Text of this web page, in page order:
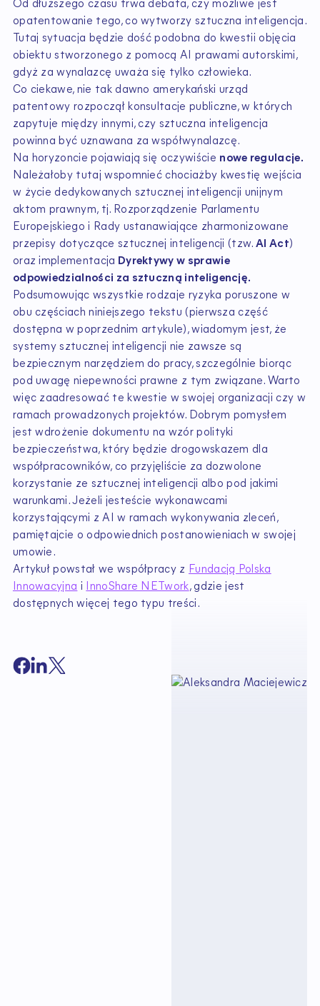
Od dłuższego czasu trwa debata, czy możliwe jest
opatentowanie tego, co wytworzy sztuczna inteligencja.
Tutaj sytuacja będzie dość podobna do kwestii objęcia
obiektu stworzonego z pomocą AI prawami autorskimi,
gdyż za wynalazcę uważa się tylko człowieka.
Co ciekawe, nie tak dawno amerykański urząd
patentowy rozpoczął konsultacje publiczne, w których
zapytuje między innymi, czy sztuczna inteligencja
powinna być uznawana za współwynalazcę.
Na horyzoncie pojawiają się oczywiście nowe regulacje.
Należałoby tutaj wspomnieć chociażby kwestię wejścia
w życie dedykowanych sztucznej inteligencji unijnym
aktom prawnym, tj. Rozporządzenie Parlamentu
Europejskiego i Rady ustanawiające zharmonizowane
przepisy dotyczące sztucznej inteligencji (tzw.AI Act)
oraz implementacja Dyrektywy w sprawie
odpowiedzialności za sztuczną inteligencję.
Podsumowując wszystkie rodzaje ryzyka poruszone w
obu częściach niniejszego tekstu (pierwsza część
dostępna w poprzednim artykule), wiadomym jest, że
systemy sztucznej inteligencji nie zawsze są
bezpiecznym narzędziem do pracy, szczególnie biorąc
pod uwagę niepewności prawne z tym związane. Warto
więc zaadresować te kwestie w swojej organizacji czy w
ramach prowadzonych projektów. Dobrym pomysłem
jest wdrożenie dokumentu na wzór polityki
bezpieczeństwa, który będzie drogowskazem dla
współpracowników, co przyjęliście za dozwolone
korzystanie ze sztucznej inteligencji albo pod jakimi
warunkami. Jeżeli jesteście wykonawcami
korzystającymi z AI w ramach wykonywania zleceń,
pamiętajcie o odpowiednich postanowieniach w swojej
umowie.
Artykuł powstał we współpracy z Fundacją Polska
Innowacyjna i InnoShare NETwork, gdzie jest
dostępnych więcej tego typu treści.